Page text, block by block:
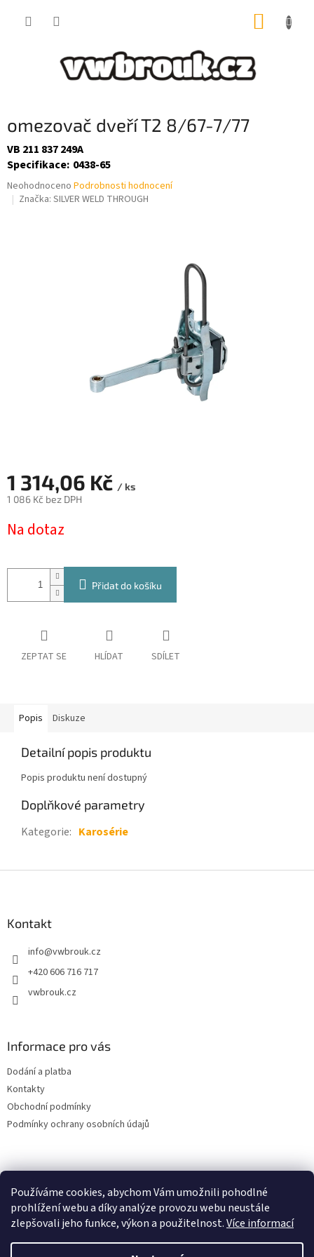
Používáme cookies, abychom Vám umožnili pohodlné
prohlížení webu a díky analýze provozu webu neustále
zlepšovali jeho funkce, výkon a použitelnost.Více informací
omezovač dveří T2 8/67-7/77
VB 211 837 249A
Specifikace: 0438-65
Průměrné
hodnocení
Neohodnoceno Podrobnosti hodnocení
Značka: SILVER WELD THROUGH
1 314,06 Kč / ks
1 086 Kč bez DPH
cena:
Na dotaz
Přidat do košíku
ZEPTAT SE HLÍDAT SDÍLET
Popis Diskuze
Detailní popis produktu
Popis produktu není dostupný
Doplňkové parametry
Kategorie: Karosérie
Kontakt
info@vwbrouk.cz
+420 606 716 717
vwbrouk.cz
Informace pro vás
Dodání a platba
Kontakty
Obchodní podmínky
Podmínky ochrany osobních údajů